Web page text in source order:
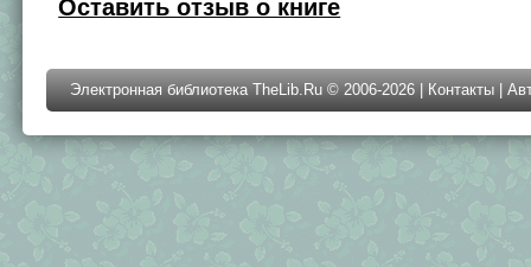
Оставить отзыв о книге
Электронная библиотека TheLib.Ru © 2006-2026 | Контакты |